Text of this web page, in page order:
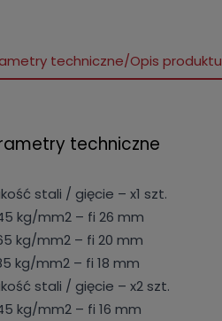
techniczne/Opis produktu
techniczne
stali / gięcie – x1 szt.
kg/mm2 – fi 26 mm
kg/mm2 – fi 20 mm
kg/mm2 – fi 18 mm
stali / gięcie – x2 szt.
kg/mm2 – fi 16 mm